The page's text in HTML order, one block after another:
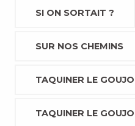
SI ON SORTAIT ?
SUR NOS CHEMINS
TAQUINER LE
TAQUINER LE